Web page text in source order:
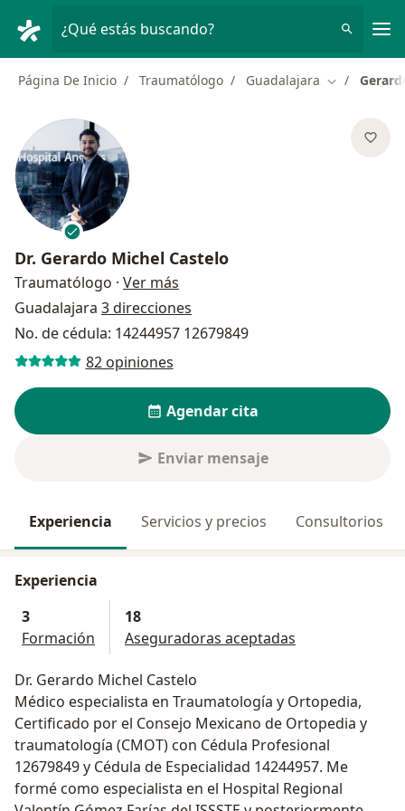
¿Qué estás buscando?
Página De Inicio Traumatólogo Guadalajara Cambiar de
Dr. Gerardo Michel Castelo
Traumatólogo · Ver más
Guadalajara 3 direcciones
No. de cédula: 14244957 12679849
82 opiniones
Agendar cita
Enviar mensaje
Experiencia Servicios y precios Consultorios
Experiencia
3
Formación
18
Aseguradoras aceptadas
Dr. Gerardo Michel Castelo
Médico especialista en Traumatología y Ortopedia,
Certificado por el Consejo Mexicano de Ortopedia y
traumatología (CMOT) con Cédula Profesional
12679849 y Cédula de Especialidad 14244957. Me
formé como especialista en el Hospital Regional